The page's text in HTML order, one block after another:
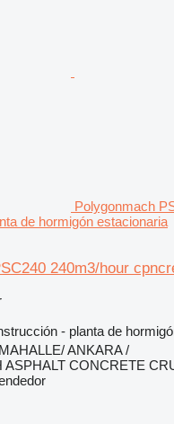
Polygonmach
de hormigón estacionaria
240m3/hour
- planta de
ANKARA /
ASPHALT CONCRETE